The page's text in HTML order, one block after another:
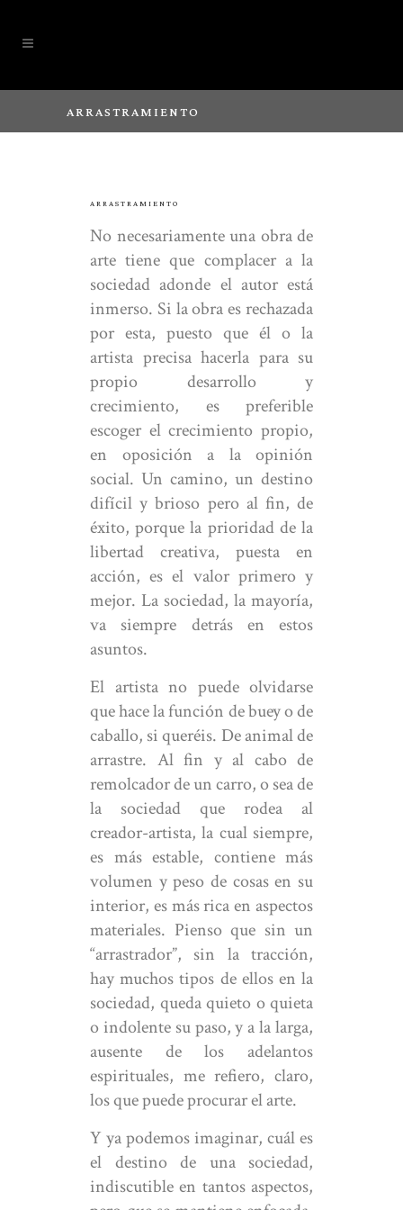
ARRASTRAMIENTO
ARRASTRAMIENTO
No necesariamente una obra de
arte tiene que complacer a la
sociedad adonde el autor está
inmerso. Si la obra es rechazada
por esta, puesto que él o la
artista precisa hacerla para su
propio desarrollo y
crecimiento, es preferible
escoger el crecimiento propio,
en oposición a la opinión
social. Un camino, un destino
difícil y brioso pero al fin, de
éxito, porque la prioridad de la
libertad creativa, puesta en
acción, es el valor primero y
mejor. La sociedad, la mayoría,
va siempre detrás en estos
asuntos.
El artista no puede olvidarse
que hace la función de buey o de
caballo, si queréis. De animal de
arrastre. Al fin y al cabo de
remolcador de un carro, o sea de
la sociedad que rodea al
creador-artista, la cual siempre,
es más estable, contiene más
volumen y peso de cosas en su
interior, es más rica en aspectos
materiales. Pienso que sin un
“arrastrador”, sin la tracción,
hay muchos tipos de ellos en la
sociedad, queda quieto o quieta
o indolente su paso, y a la larga,
ausente de los adelantos
espirituales, me refiero, claro,
los que puede procurar el arte.
Y ya podemos imaginar, cuál es
el destino de una sociedad,
indiscutible en tantos aspectos,